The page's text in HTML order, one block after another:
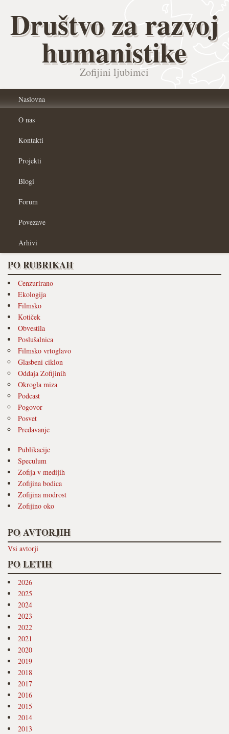
Društvo za razvoj
humanistike
Zofijini ljubimci
Naslovna
O nas
Kontakti
Projekti
Blogi
Forum
Povezave
Arhivi
PO RUBRIKAH
Cenzurirano
Ekologija
Filmsko
Kotiček
Obvestila
Poslušalnica
Filmsko vrtoglavo
Glasbeni ciklon
Oddaja Zofijinih
Okrogla miza
Podcast
Pogovor
Posvet
Predavanje
Publikacije
Speculum
Zofija v medijih
Zofijina bodica
Zofijina modrost
Zofijino oko
PO AVTORJIH
Vsi avtorji
PO LETIH
2026
2025
2024
2023
2022
2021
2020
2019
2018
2017
2016
2015
2014
2013